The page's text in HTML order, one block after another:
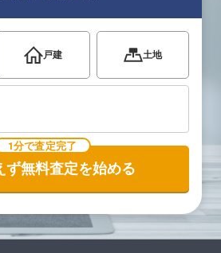
戸建 土地
1分で査定完了
ず無料査定を始める